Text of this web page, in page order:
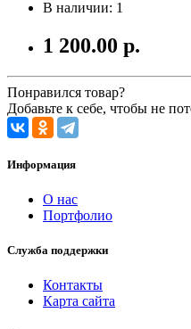
В наличии: 1
1 200.00 р.
Понравился товар?
Добавьте к себе, чтобы не
Информация
О нас
Портфолио
Служба поддержки
Контакты
Карта сайта